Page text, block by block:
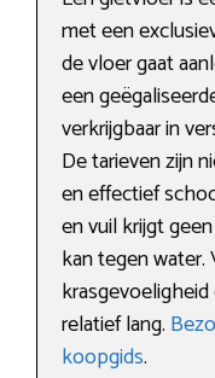
met een
de vloer gaat
een
verkrijgbaar in
De tarieven zijn
en effectief
en vuil krijgt
kan tegen
relatief lang.
koopgids.